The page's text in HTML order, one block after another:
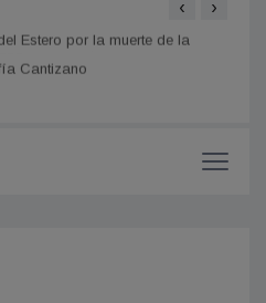
impositiva ante FIFA y
‹ ›